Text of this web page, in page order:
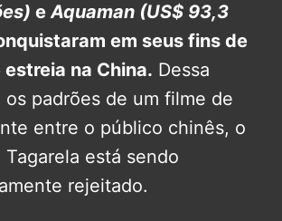
eAquaman (US$ 93,3
em seus fins de
na China. Dessa
os padrões de um filme de
entre o público chinês, o
está sendo
rejeitado.